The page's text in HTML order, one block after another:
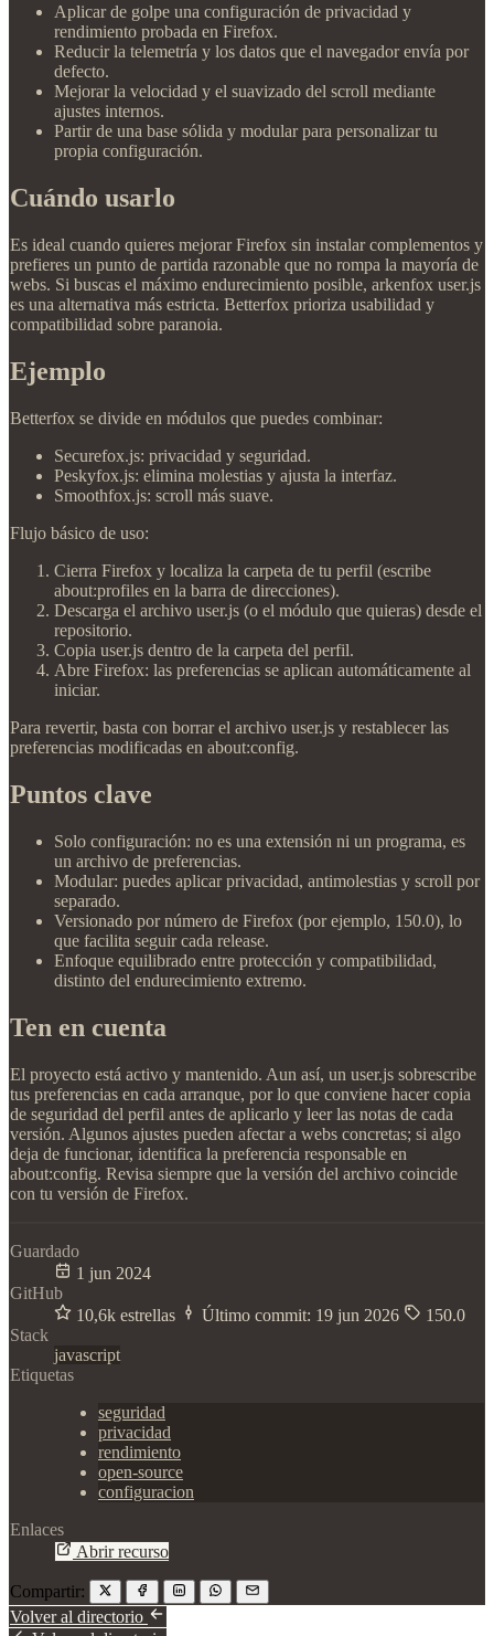
Aplicar de golpe una configuración de privacidad y
rendimiento probada en Firefox.
Reducir la telemetría y los datos que el navegador envía por
defecto.
Mejorar la velocidad y el suavizado del scroll mediante
ajustes internos.
Partir de una base sólida y modular para personalizar tu
propia configuración.
Cuándo usarlo
Es ideal cuando quieres mejorar Firefox sin instalar complementos y
prefieres un punto de partida razonable que no rompa la mayoría de
webs. Si buscas el máximo endurecimiento posible, arkenfox user.js
es una alternativa más estricta. Betterfox prioriza usabilidad y
compatibilidad sobre paranoia.
Ejemplo
Betterfox se divide en módulos que puedes combinar:
Securefox.js: privacidad y seguridad.
Peskyfox.js: elimina molestias y ajusta la interfaz.
Smoothfox.js: scroll más suave.
Flujo básico de uso:
Cierra Firefox y localiza la carpeta de tu perfil (escribe
about:profiles en la barra de direcciones).
Descarga el archivo user.js (o el módulo que quieras) desde el
repositorio.
Copia user.js dentro de la carpeta del perfil.
Abre Firefox: las preferencias se aplican automáticamente al
iniciar.
Para revertir, basta con borrar el archivo user.js y restablecer las
preferencias modificadas en about:config.
Puntos clave
Solo configuración: no es una extensión ni un programa, es
un archivo de preferencias.
Modular: puedes aplicar privacidad, antimolestias y scroll por
separado.
Versionado por número de Firefox (por ejemplo, 150.0), lo
que facilita seguir cada release.
Enfoque equilibrado entre protección y compatibilidad,
distinto del endurecimiento extremo.
Ten en cuenta
El proyecto está activo y mantenido. Aun así, un user.js sobrescribe
tus preferencias en cada arranque, por lo que conviene hacer copia
de seguridad del perfil antes de aplicarlo y leer las notas de cada
versión. Algunos ajustes pueden afectar a webs concretas; si algo
deja de funcionar, identifica la preferencia responsable en
about:config. Revisa siempre que la versión del archivo coincide
con tu versión de Firefox.
Guardado
1 jun 2024
GitHub
10,6k estrellas
Último commit: 19 jun 2026
150.0
Stack
javascript
Etiquetas
seguridad
privacidad
rendimiento
open-source
configuracion
Enlaces
Abrir recurso
Compartir:
Volver al directorio